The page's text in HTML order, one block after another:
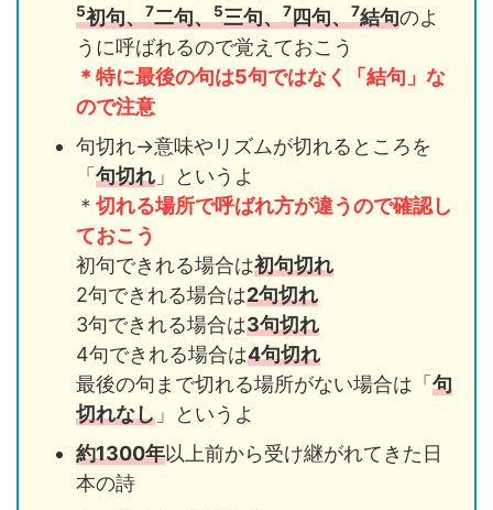
5初句、7二句、5三句、7四句、7結句のよ
うに呼ばれるので覚えておこう
＊特に最後の句は5句ではなく「結句」な
ので注意
句切れ→意味やリズムが切れるところを
「句切れ 」というよ
＊ 切れる場所で呼ばれ方が違うので確認し
ておこう
初句できれる場合は初句切れ
2句できれる場合は2句切れ
3句できれる場合は3句切れ
4句できれる場合は4句切れ
最後の句まで切れる場所がない場合は「句
切れなし 」というよ
約1300年以上前から受け継がれてきた日
本の詩